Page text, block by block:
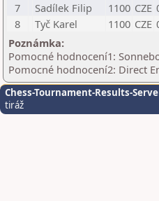
7
Sadílek Filip 1100 CZE
8
Tyč Karel 1100 CZE
Poznámka:
Pomocné hodnocení1:
Pomocné hodnocení2: Direct
Chess-Tournament-Results-
tiráž